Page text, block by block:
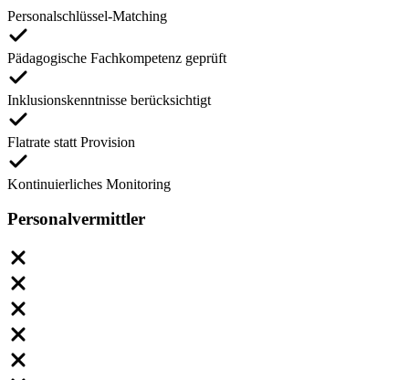
Personalschlüssel-Matching
Pädagogische Fachkompetenz geprüft
Inklusionskenntnisse berücksichtigt
Flatrate statt Provision
Kontinuierliches Monitoring
Personalvermittler